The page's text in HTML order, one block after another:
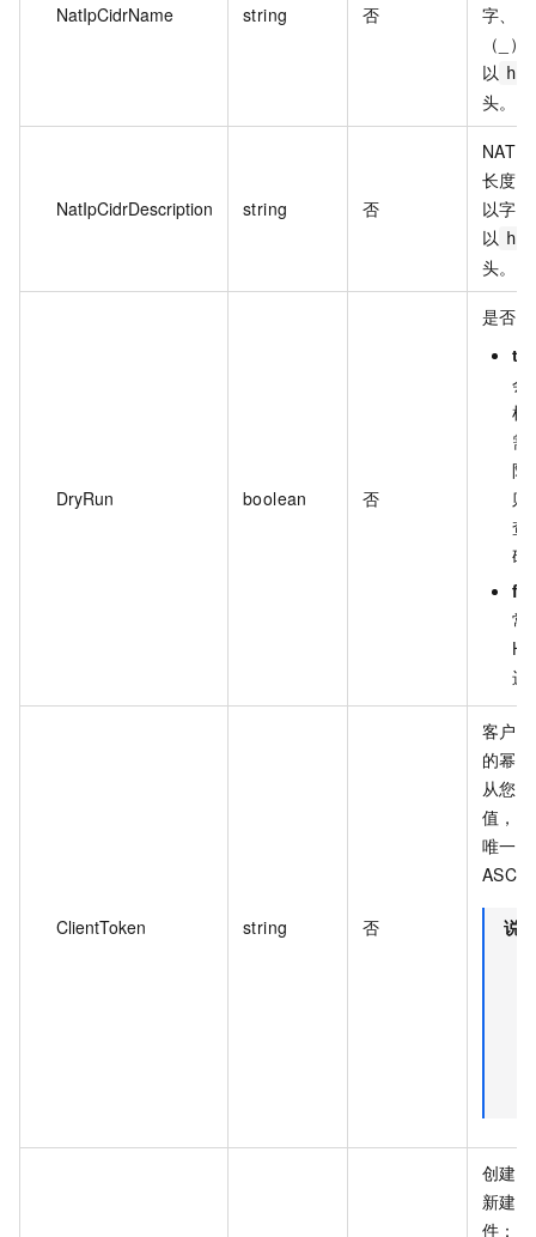
NatIpCidrName string 否
字、
（_
以
头。
NatIpCidrDescription string 否
NAT
长度
以字
以
头。
DryRun boolean 否
是否
会
检
需
限
则
查
码
常
进
ClientToken string 否
客户
的幂
从您
值，
唯一
ASCII
说明
创建
新建
件：